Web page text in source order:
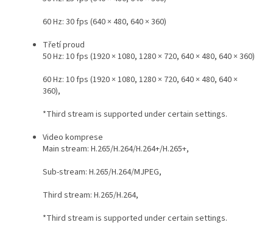
60 Hz: 30 fps (640 × 480, 640 × 360)
Třetí proud
50 Hz: 10 fps (1920 × 1080, 1280 × 720, 640 × 480, 640 × 360)
60 Hz: 10 fps (1920 × 1080, 1280 × 720, 640 × 480, 640 ×
360),
*Third stream is supported under certain settings.
Video komprese
Main stream: H.265/H.264/H.264+/H.265+,
Sub-stream: H.265/H.264/MJPEG,
Third stream: H.265/H.264,
*Third stream is supported under certain settings.